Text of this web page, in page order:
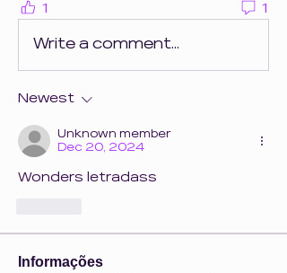
1 1
Write a comment...
Newest
Unknown member
Dec 20, 2024
Wonders letradass
Informações